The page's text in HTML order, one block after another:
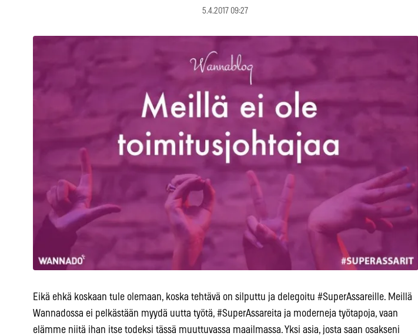
5.4.2017 09:27
Eikä ehkä koskaan tule olemaan, koska tehtävä on silputtu ja delegoitu #SuperAssareille. Meillä
Wannadossa ei pelkästään myydä uutta työtä, #SuperAssareita ja moderneja työtapoja, vaan
elämme niitä ihan itse todeksi tässä muuttuvassa maailmassa. Yksi asia, josta saan osakseni